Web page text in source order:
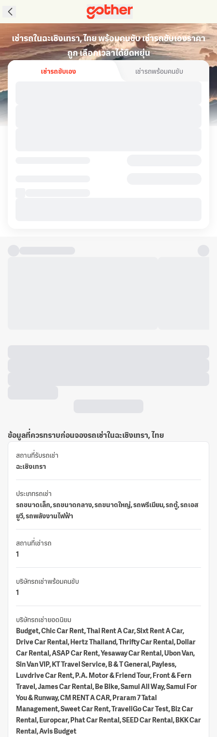
เช่ารถในฉะเชิงเทรา, ไทย พร้อมคนขับ เช่ารถขับเองราคา
ถูก เลือกเวลาได้ยืดหยุ่น
เช่ารถขับเอง เช่ารถพร้อมคนขับ
ข้อมูลที่ควรทราบก่อนจองรถเช่าในฉะเชิงเทรา, ไทย
สถานที่รับรถเช่า
ฉะเชิงเทรา
ประเภทรถเช่า
รถขนาดเล็ก, รถขนาดกลาง, รถขนาดใหญ่, รถพรีเมียม, รถตู้, รถเอส
ยูวี, รถพลังงานไฟฟ้า
สถานที่เช่ารถ
1
บริษัทรถเช่าพร้อมคนขับ
1
บริษัทรถเช่ายอดนิยม
Budget, Chic Car Rent, Thai Rent A Car, Sixt Rent A Car,
Drive Car Rental, Hertz Thailand, Thrifty Car Rental, Dollar
Car Rental, ASAP Car Rent, Yesaway Car Rental, Ubon Van,
Sin Van VIP, KT Travel Service, B & T General, Payless,
Luvdrive Car Rent, P.A. Motor & Friend Tour, Front & Fern
Travel, James Car Rental, Be Bike, Samui All Way, Samui For
You & Runway, CM RENT A CAR, Praram 7 Tatal
Management, Sweet Car Rent, TraveliGo Car Test, Biz Car
Rental, Europcar, Phat Car Rental, SEED Car Rental, BKK Car
Rental, Avis Budget